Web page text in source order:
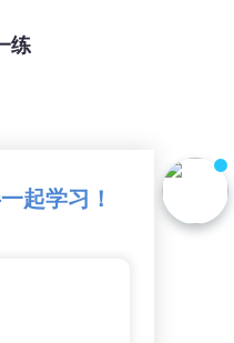
练
起学习！